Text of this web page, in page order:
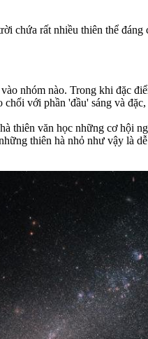
chứa rất nhiều thiên thể
nhóm nào. Trong khi đặc
với phần 'đầu' sáng và
thiên văn học những cơ hội
thiên hà nhỏ như vậy là